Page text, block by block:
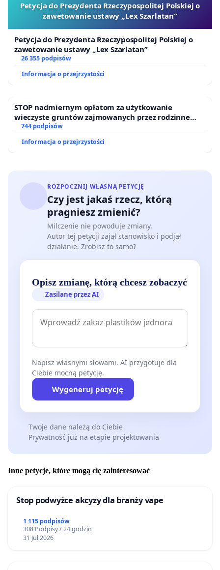
Petycja do Prezydenta Rzeczypospolitej Polskiej o
zawetowanie ustawy „Lex Szarlatan”
Petycja do Prezydenta Rzeczypospolitej Polskiej o
zawetowanie ustawy „Lex Szarlatan”
26 355 podpisów
Informacja o przejrzystości
STOP nadmiernym opłatom za użytkowanie
wieczyste gruntów zajmowanych przez rodzinne
ogrody działkowe.
744 podpisów
Informacja o przejrzystości
ROZPOCZNIJ WŁASNĄ PETYCJĘ
Czy jest jakaś rzecz, którą
pragniesz zmienić?
Milczenie nie powoduje zmiany.
Autor tej petycji zajął stanowisko i podjął
działanie. Zrobisz to samo?
Opisz zmianę, którą chcesz zobaczyć
Zasilane przez AI
Napisz własnymi słowami. AI przygotuje dla
Ciebie mocną petycję.
Wygeneruj petycję
Twoje dane należą do Ciebie
Prywatność już na etapie projektowania
Inne petycje, które mogą cię zainteresować
Stop podwyżce akcyzy dla branży vape
1 115 podpisów
308 Podpisy / 24 godzin
31 Jul 2026